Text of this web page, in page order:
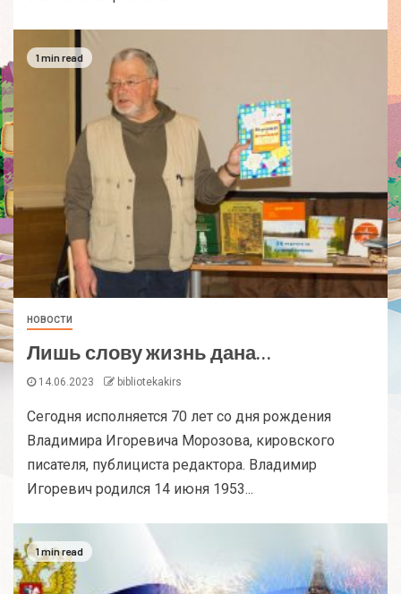
1 min read
НОВОСТИ
Лишь слову жизнь дана…
14.06.2023 bibliotekakirs
Сегодня исполняется 70 лет со дня рождения
Владимира Игоревича Морозова, кировского
писателя, публициста редактора. Владимир
Игоревич родился 14 июня 1953...
1 min read